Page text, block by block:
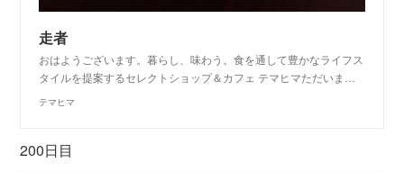
走者
おはようございます。暮らし、味わう。食を通して豊かなライフス
タイルを提案するセレクトショップ＆カフェ テマヒマただいま…
テマヒマ
200日目